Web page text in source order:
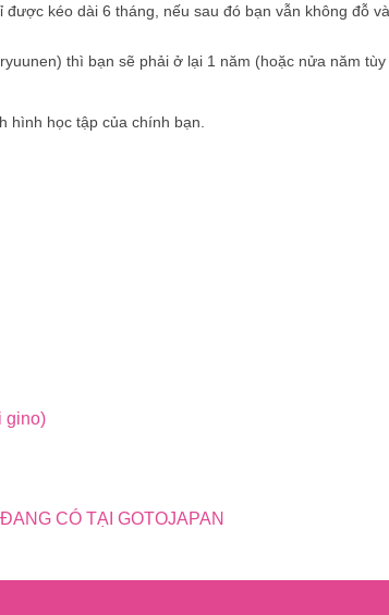
kéo dài 6 tháng, nếu sau đó bạn vẫn không đỗ
thì bạn sẽ phải ở lại 1 năm (hoặc nửa năm tùy
hình học tập của chính bạn.
gino)
CÓ TẠI GOTOJAPAN